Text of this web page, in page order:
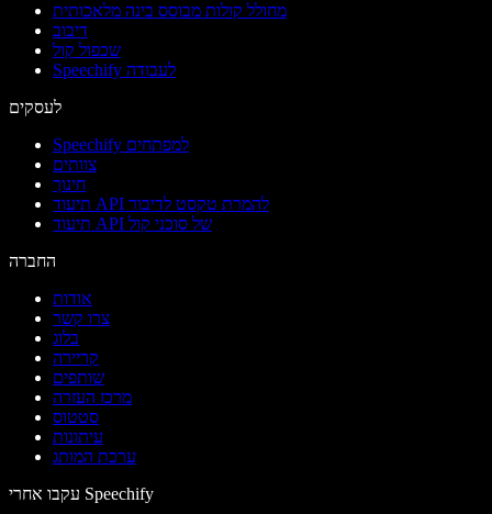
מחולל קולות מבוסס בינה מלאכותית
דיבוב
שכפול קול
Speechify לעבודה
לעסקים
Speechify למפתחים
צוותים
חינוך
תיעוד API להמרת טקסט לדיבור
תיעוד API של סוכני קול
החברה
אודות
צרו קשר
בלוג
קריירה
שותפים
מרכז העזרה
סטטוס
עיתונות
ערכת המותג
עקבו אחרי Speechify